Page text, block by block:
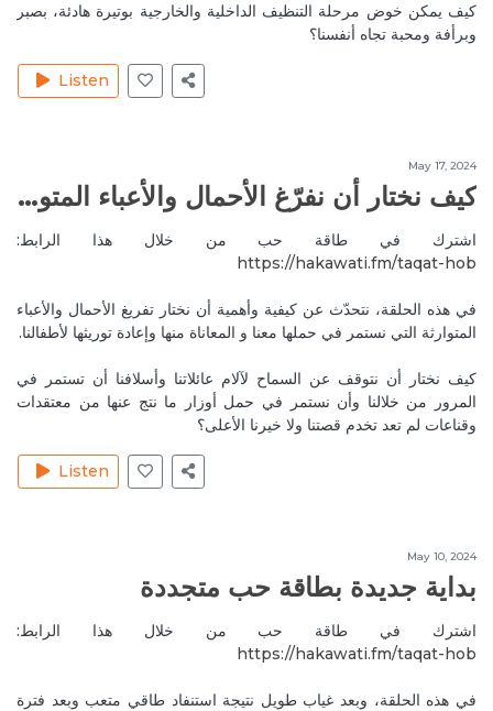
Jul 30, 2020
Waw how generous you are with all the information
you provide us ❤️❤️❤️
MireilleeH
My pleasure always.
طاقة الكواكب وتأثيرها على حياتنا اليومية Reply
Lovely podcast dear Mireille! Thank you for all
RitaH1 Aug 2, 2020
Thank you for all these informations🙏🏻❤️
الفنغ شوي
furnitures in the house? What is the proper color for
each piece of the house? How to put the plants in the
الفنغ شوي Reply
Aug 21, 2020
كيف يمكن خوض مرحلة التنظيف الداخلية والخارجية بوتيرة هادئة، بصبر
ٍوبرأفة ومحبة تجاه أنفسنا؟
Listen
May 17, 2024
كيف نختار أن نفرّغ الأحمال والأعباء المتوارثة؟
اشترك في طاقة حب من خلال هذا الرابط:
https://hakawati.fm/taqat-hob‬
في هذه الحلقة، نتحدّث عن كيفية وأهمية أن نختار تفريغ الأحمال والأعباء
المتوارثة التي نستمر في حملها معنا و المعاناة منها وإعادة توريثها لأطفالنا.
كيف نختار أن نتوقف عن السماح لآلام عائلاتنا وأسلافنا أن تستمر في
المرور من خلالنا وأن نستمر في حمل أوزار ما نتج عنها من معتقدات
وقناعات لم تعد تخدم قصتنا ولا خيرنا الأعلى؟
Listen
May 10, 2024
بداية جديدة بطاقة حب متجددة
اشترك في طاقة حب من خلال هذا الرابط:
https://hakawati.fm/taqat-hob‬
في هذه الحلقة، وبعد غياب طويل نتيجة استنفاد طاقي متعب وبعد فترة